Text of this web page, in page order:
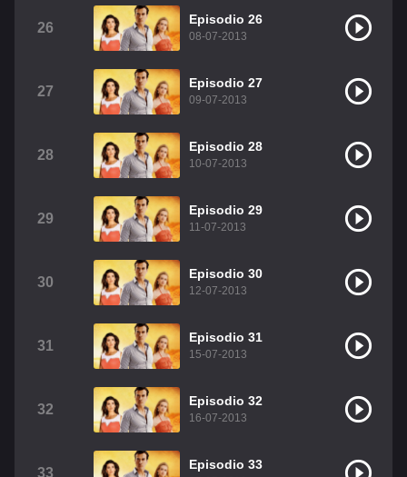
26
Episodio 26
08-07-2013
27
Episodio 27
09-07-2013
28
Episodio 28
10-07-2013
29
Episodio 29
11-07-2013
30
Episodio 30
12-07-2013
31
Episodio 31
15-07-2013
32
Episodio 32
16-07-2013
33
Episodio 33